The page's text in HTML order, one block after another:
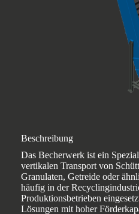
Beschreibung
Das Becherwerk ist ein
vertikalen Transport von
Granulaten, Getreide oder
häufig in der
Produktionsbetrieben
Lösungen mit hoher